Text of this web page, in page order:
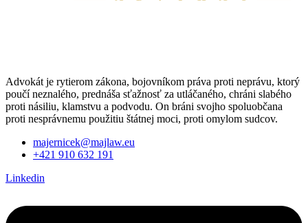
Advokát je rytierom zákona, bojovníkom práva proti neprávu, ktorý
poučí neznalého, prednáša sťažnosť za utláčaného, chráni slabého
proti násiliu, klamstvu a podvodu. On bráni svojho spoluobčana
proti nesprávnemu použitiu štátnej moci, proti omylom sudcov.
majernicek@majlaw.eu
+421 910 632 191
Linkedin